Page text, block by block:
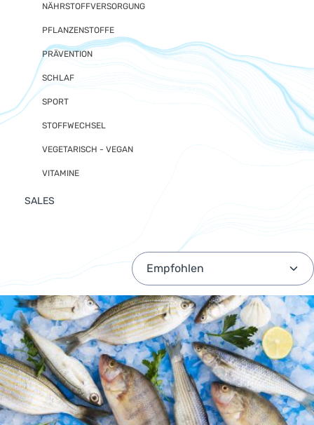
NÄHRSTOFFVERSORGUNG
PFLANZENSTOFFE
PRÄVENTION
SCHLAF
SPORT
STOFFWECHSEL
VEGETARISCH - VEGAN
VITAMINE
SALES